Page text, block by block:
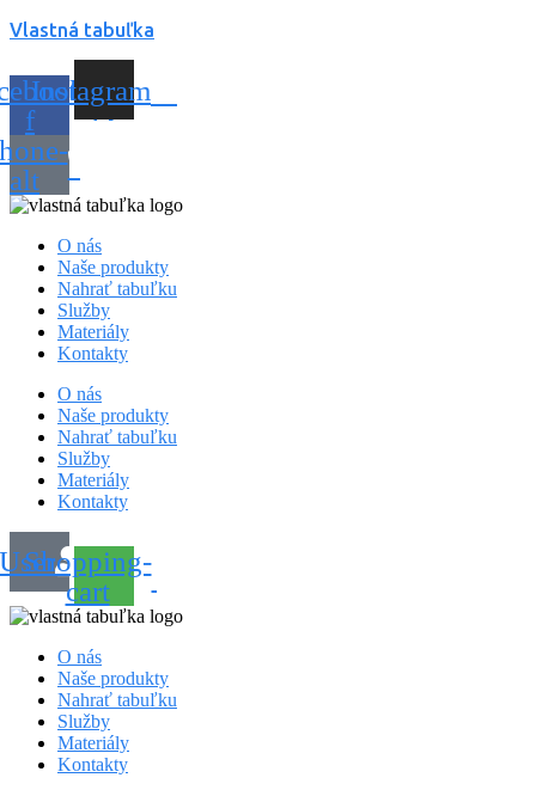
Vlastná tabuľka
f
Instagram
alt
O nás
Naše produkty
Nahrať tabuľku
Služby
Materiály
Kontakty
O nás
Naše produkty
Nahrať tabuľku
Služby
Materiály
Kontakty
Shopping-
cart
O nás
Naše produkty
Nahrať tabuľku
Služby
Materiály
Kontakty